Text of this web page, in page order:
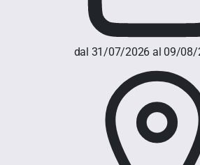
dal 31/07/2026 al 09/08/